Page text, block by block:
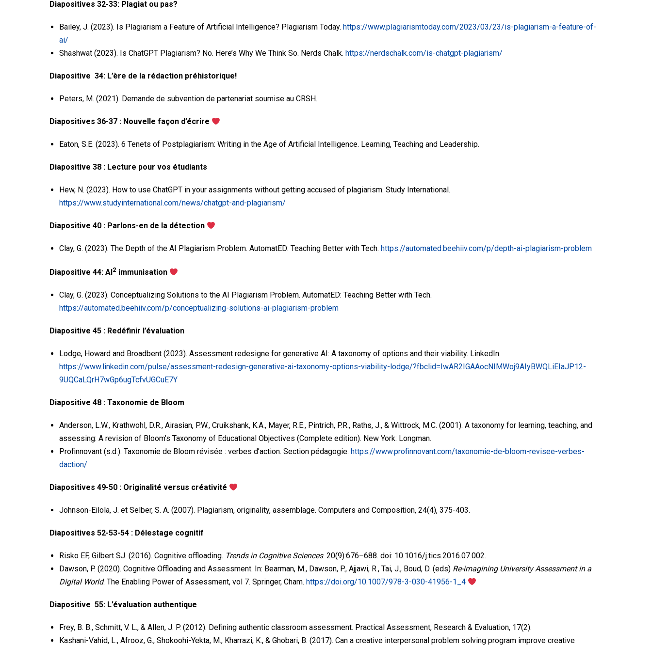
Diapositives 32-33: Plagiat ou pas?
Bailey, J. (2023). Is Plagiarism a Feature of Artificial Intelligence? Plagiarism Today. https://www.plagiarismtoday.com/2023/03/23/is-plagiarism-a-feature-of-
ai/
Shashwat (2023). Is ChatGPT Plagiarism? No. Here’s Why We Think So. Nerds Chalk. https://nerdschalk.com/is-chatgpt-plagiarism/
Diapositive 34: L’ère de la rédaction préhistorique!
Peters, M. (2021). Demande de subvention de partenariat soumise au CRSH.
Diapositives 36-37 : Nouvelle façon d’écrire
Eaton, S.E. (2023). 6 Tenets of Postplagiarism: Writing in the Age of Artificial Intelligence. Learning, Teaching and Leadership.
Diapositive 38 : Lecture pour vos étudiants
Hew, N. (2023). How to use ChatGPT in your assignments without getting accused of plagiarism. Study International.
https://www.studyinternational.com/news/chatgpt-and-plagiarism/
Diapositive 40 : Parlons-en de la détection
Clay, G. (2023). The Depth of the AI Plagiarism Problem. AutomatED: Teaching Better with Tech. https://automated.beehiiv.com/p/depth-ai-plagiarism-problem
Diapositive 44: AI 2 immunisation
Clay, G. (2023). Conceptualizing Solutions to the AI Plagiarism Problem. AutomatED: Teaching Better with Tech.
https://automated.beehiiv.com/p/conceptualizing-solutions-ai-plagiarism-problem
Diapositive 45 : Redéfinir l’évaluation
Lodge, Howard and Broadbent (2023). Assessment redesigne for generative AI: A taxonomy of options and their viability. LinkedIn.
https://www.linkedin.com/pulse/assessment-redesign-generative-ai-taxonomy-options-viability-lodge/?fbclid=IwAR2IGAAocNIMWoj9AIyBWQLiEIaJP12-
9UQCaLQrH7wGp6ugTcfvUGCuE7Y
Diapositive 48 : Taxonomie de Bloom
Anderson, L.W., Krathwohl, D.R., Airasian, P.W., Cruikshank, K.A., Mayer, R.E., Pintrich, P.R., Raths, J., & Wittrock, M.C. (2001). A taxonomy for learning, teaching, and
assessing: A revision of Bloom’s Taxonomy of Educational Objectives (Complete edition). New York: Longman.
Profinnovant (s.d.). Taxonomie de Bloom révisée : verbes d’action. Section pédagogie. https://www.profinnovant.com/taxonomie-de-bloom-revisee-verbes-
daction/
Diapositives 49-50 : Originalité versus créativité
Johnson-Eilola, J. et Selber, S. A. (2007). Plagiarism, originality, assemblage. Computers and Composition, 24(4), 375-403.
Diapositives 52-53-54 : Délestage cognitif
Risko EF, Gilbert SJ. (2016). Cognitive offloading. Trends in Cognitive Sciences. 20(9):676–688. doi: 10.1016/j.tics.2016.07.002.
Dawson, P. (2020). Cognitive Offloading and Assessment. In: Bearman, M., Dawson, P., Ajjawi, R., Tai, J., Boud, D. (eds) Re-imagining University Assessment in a
Digital World. The Enabling Power of Assessment, vol 7. Springer, Cham. https://doi.org/10.1007/978-3-030-41956-1_4
Diapositive 55: L’évaluation authentique
Frey, B. B., Schmitt, V. L., & Allen, J. P. (2012). Defining authentic classroom assessment. Practical Assessment, Research & Evaluation, 17(2).
Kashani-Vahid, L., Afrooz, G., Shokoohi-Yekta, M., Kharrazi, K., & Ghobari, B. (2017). Can a creative interpersonal problem solving program improve creative